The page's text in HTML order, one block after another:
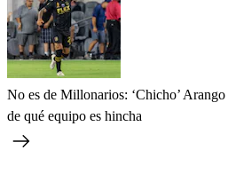
No es de Millonarios: ‘Chicho’
de qué equipo es hincha